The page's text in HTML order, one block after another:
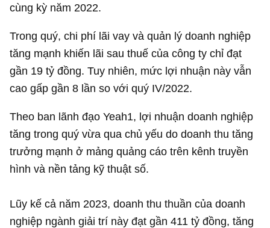
cùng kỳ năm 2022.
Trong quý, chi phí lãi vay và quản lý doanh nghiệp
tăng mạnh khiến lãi sau thuế của công ty chỉ đạt
gần 19 tỷ đồng. Tuy nhiên, mức lợi nhuận này vẫn
cao gấp gần 8 lần so với quý IV/2022.
Theo ban lãnh đạo Yeah1, lợi nhuận doanh nghiệp
tăng trong quý vừa qua chủ yếu do doanh thu tăng
trưởng mạnh ở mảng quảng cáo trên kênh truyền
hình và nền tảng kỹ thuật số.
Lũy kế cả năm 2023, doanh thu thuần của doanh
nghiệp ngành giải trí này đạt gần411 tỷ đồng, tăng